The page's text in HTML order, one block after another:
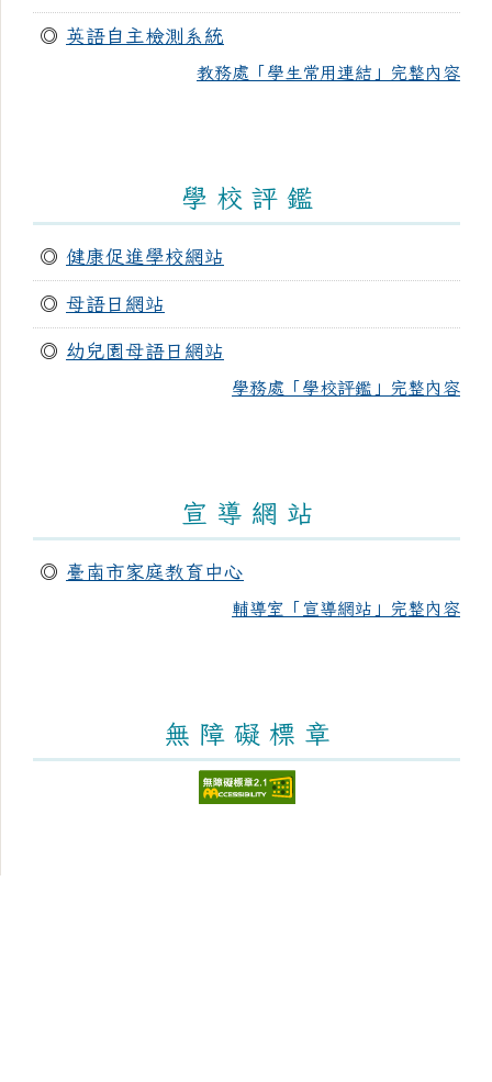
◎ 英語自主檢測系統
教務處「學生常用連結」完整內容
學 校 評 鑑
◎ 健康促進學校網站
◎ 母語日網站
◎ 幼兒園母語日網站
學務處「學校評鑑」完整內容
宣 導 網 站
◎ 臺南市家庭教育中心
輔導室「宣導網站」完整內容
無 障 礙 標 章